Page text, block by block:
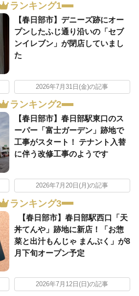
ランキング1
【春日部市】デニーズ跡にオー
プンしたふじ通り沿いの「セブ
ンイレブン」が閉店していまし
た
2026年7月31日(金)の記事
ランキング2
【春日部市】春日部駅東口のス
ーパー「富士ガーデン」跡地で
工事がスタート！ テナント入替
に伴う改修工事のようです
2026年7月20日(月)の記事
ランキング3
【春日部市】春日部駅西口「天
丼てんや」跡地に新店！「お惣
菜と出汁もんじゃ まんぷく」が8
月下旬オープン予定
2026年7月12日(日)の記事